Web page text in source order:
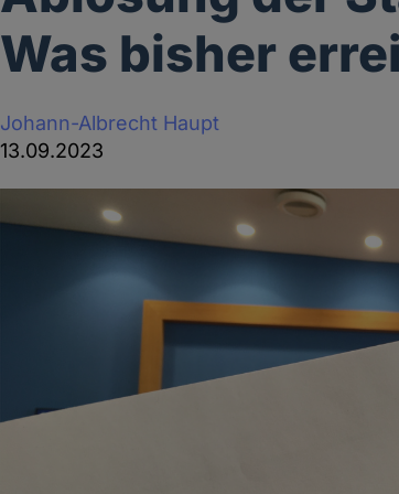
Was bisher
Johann-Albrecht Haupt
13.09.2023